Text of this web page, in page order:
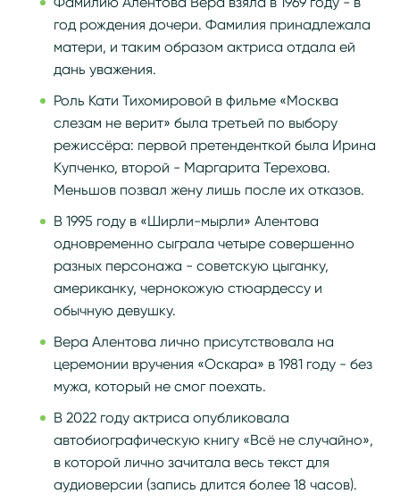
год рождения дочери. Фамилия принадлежала
матери, и таким образом актриса отдала ей
дань уважения.
Роль Кати Тихомировой в фильме «Москва
слезам не верит» была третьей по выбору
режиссёра: первой претенденткой была Ирина
Купченко, второй - Маргарита Терехова.
Меньшов позвал жену лишь после их отказов.
В 1995 году в «Ширли-мырли» Алентова
одновременно сыграла четыре совершенно
разных персонажа - советскую цыганку,
американку, чернокожую стюардессу и
обычную девушку.
Вера Алентова лично присутствовала на
церемонии вручения «Оскара» в 1981 году - без
мужа, который не смог поехать.
В 2022 году актриса опубликовала
автобиографическую книгу «Всё не случайно»,
в которой лично зачитала весь текст для
аудиоверсии (запись длится более 18 часов).